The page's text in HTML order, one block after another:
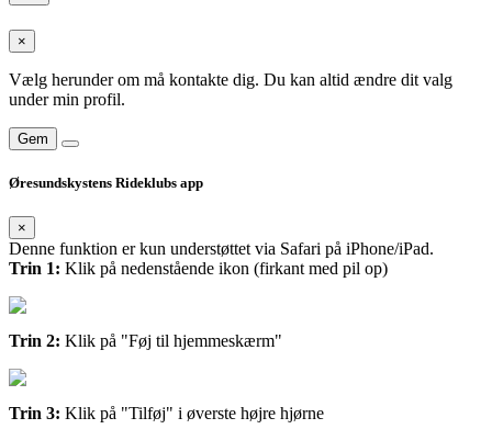
×
Vælg herunder om må kontakte dig. Du kan altid ændre dit valg
under min profil.
Gem
Øresundskystens Rideklubs app
×
Denne funktion er kun understøttet via Safari på iPhone/iPad.
Trin 1: Klik på nedenstående ikon (firkant med pil op)
Trin 2: Klik på "Føj til hjemmeskærm"
Trin 3: Klik på "Tilføj" i øverste højre hjørne